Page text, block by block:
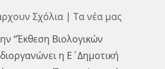
Σχόλια |Τα νέα μας
“Έκθεση Βιολογικών
η Ε΄Δημοτική